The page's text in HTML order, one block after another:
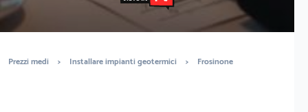
Prezzi medi > Installare impianti geotermici > Frosinone